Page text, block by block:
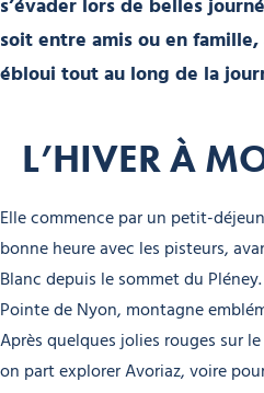
s’évader lors de belles
soit entre amis ou en
ébloui tout au long de la
L’HIVER À
Elle commence par un petit-
bonne heure avec les pisteurs,
Blanc depuis le sommet du
Pointe de Nyon, montagne
Après quelques jolies rouges sur
on part explorer Avoriaz, voire